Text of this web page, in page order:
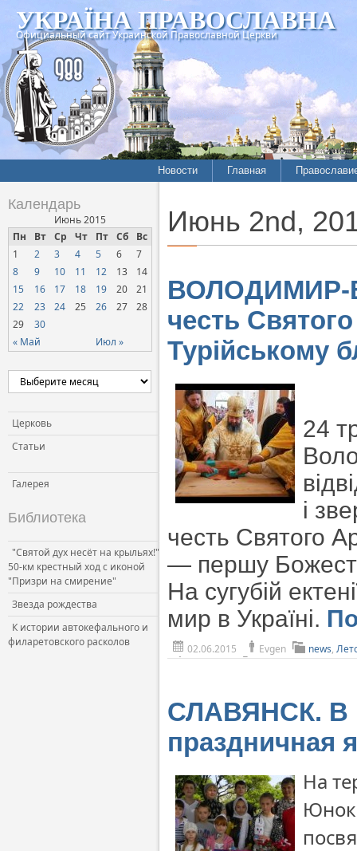
УКРАЇНА ПРАВОСЛАВНА
Официальный сайт Украинской Православной Церкви
Новости
Межконфессиональные
отношения
Официальная хроника
Расколы, ереси, секты
СОЦИАЛЬНОЕ
СЛУЖЕНИЕ
Церковь и общество
Церковь и СМИ
Главная
История
Календарь
Июнь 2015
Пн
Вт Ср Чт Пт Сб Вс
« Май Июл »
1 2 3 4 5 6
7
8
9 10 11 12 13
14
15
16 17 18 19 20
21
22
23 24 25 26 27
28
29
30
Церковь
Статьи
Галерея
Библиотека
"Святой дух несёт на крыльях!"
50-км крестный ход с иконой
"Призри на смирение"
Звезда рождества
К истории автокефального и
филаретовского расколов
Июнь 2nd,
ВОЛОДИМИР-
честь
Турійському
24
і
честь Святого
— першу
На сугубій
мир в Україні.
02.06.2015 Evgen news,
СЛАВЯНСК. В
праздничная
На